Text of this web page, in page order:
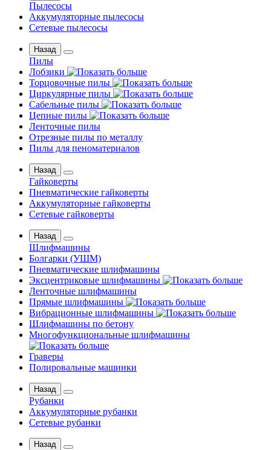
Пылесосы
Аккумуляторные пылесосы
Сетевые пылесосы
Назад
Пилы
Лобзики
Торцовочные пилы
Циркулярные пилы
Сабельные пилы
Цепные пилы
Ленточные пилы
Отрезные пилы по металлу
Пилы для пеноматериалов
Назад
Гайковерты
Пневматические гайковерты
Аккумуляторные гайковерты
Сетевые гайковерты
Назад
Шлифмашины
Бoлгаpки (УШM)
Пневматические шлифмашины
Эксцентриковые шлифмашины
Ленточные шлифмашины
Прямые шлифмашины
Вибрационные шлифмашины
Шлифмашины по бетону
Многофункциональные шлифмашины
Граверы
Полировальные машинки
Назад
Рубанки
Аккумуляторные рубанки
Сетевые рубанки
Назад